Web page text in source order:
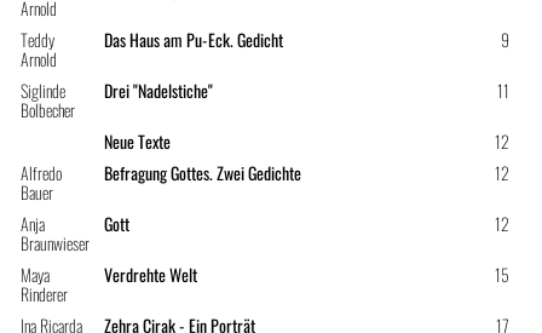
Arnold
Teddy
Arnold
Das Haus am Pu-Eck. Gedicht
9
Siglinde
Bolbecher
Drei "Nadelstiche"
11
Neue Texte
12
Alfredo
Bauer
Befragung Gottes. Zwei Gedichte
12
Anja
Braunwieser
Gott
12
Maya
Rinderer
Verdrehte Welt
15
Ina Ricarda
Zehra Cirak - Ein Porträt
17